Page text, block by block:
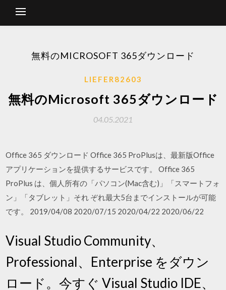
無料のMICROSOFT 365ダウンロード
LIEFER82603
無料のMicrosoft 365ダウンロード
04.05.2021
Office 365 ダウンロード Office 365 ProPlusは、最新版Office
アプリケーションを提供するサービスです。 Office 365
ProPlus は、個人所有の「パソコン(Mac含む)」「スマートフォ
ン」「タブレット」それ ぞれ最大5台までインストールが可能
です。 2019/04/08 2020/07/15 2020/04/22 2020/06/22
Visual Studio Community、
Professional、Enterprise をダウン
ロード。今すぐ Visual Studio IDE、